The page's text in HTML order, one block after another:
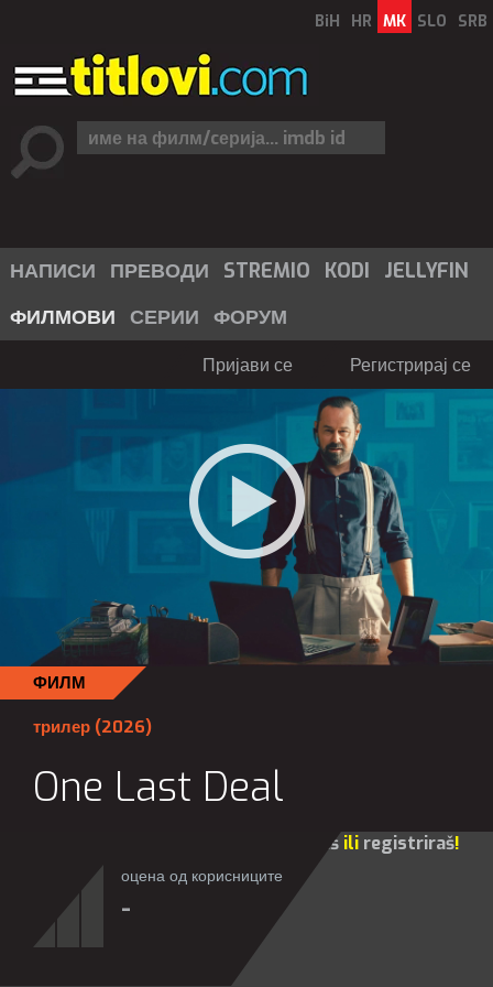
BiH HR MK SLO SRB
НАПИСИ ПРЕВОДИ STREMIO KODI
JELLYFIN
ФИЛМОВИ СЕРИИ ФОРУМ
Пријави се Регистрирај се
ФИЛМ
трилер (2026)
One Last Deal
prijaviš ili registriraš!
оцена од корисниците
-